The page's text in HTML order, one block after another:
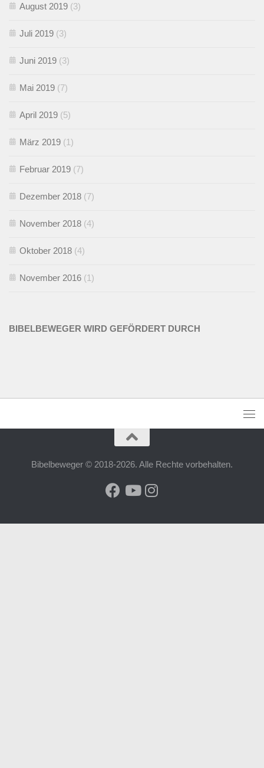
August 2019 (3)
Juli 2019 (3)
Juni 2019 (3)
Mai 2019 (7)
April 2019 (5)
März 2019 (1)
Februar 2019 (7)
Dezember 2018 (7)
November 2018 (4)
Oktober 2018 (4)
November 2016 (1)
BIBELBEWEGER WIRD GEFÖRDERT DURCH
Bibelbeweger © 2018-2026. Alle Rechte vorbehalten.